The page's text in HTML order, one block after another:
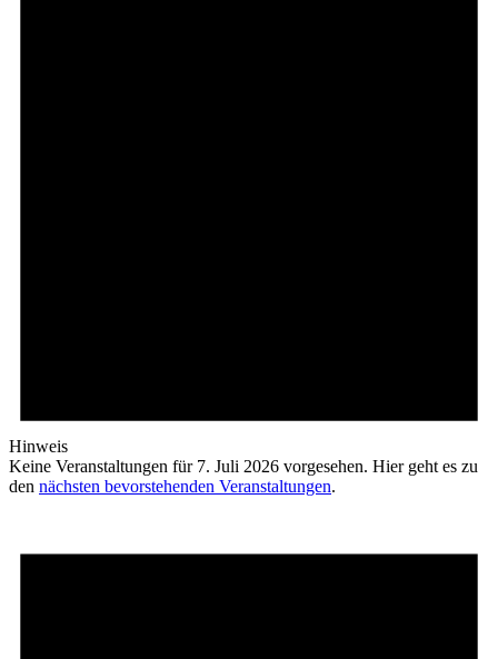
Hinweis
Keine Veranstaltungen für 7. Juli 2026 vorgesehen. Hier geht es zu
den nächsten bevorstehenden Veranstaltungen.